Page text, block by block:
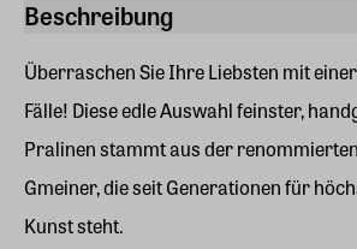
Beschreibung
Überraschen Sie Ihre Liebsten mit
Fälle! Diese edle Auswahl feinster,
Pralinen stammt aus der
Gmeiner, die seit Generationen für
Kunst steht.